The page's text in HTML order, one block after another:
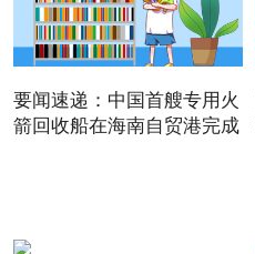
要闻速递：中国首艘专用火
箭回收船在海南自贸港完成